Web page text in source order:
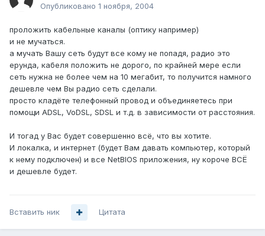
Опубликовано 1 ноября, 2004
проложить кабельные каналы (оптику например)
и не мучаться.
а мучать Вашу сеть будут все кому не попадя, радио это
ерунда, кабеля положить не дорого, по крайней мере если
сеть нужна не более чем на 10 мегабит, то получится намного
дешевле чем Вы радио сеть сделали.
просто кладёте телефонный провод и объединяетесь при
помощи ADSL, VoDSL, SDSL и т.д. в зависимости от расстояния.
И тогад у Вас будет совершенно всё, что вы хотите.
И локалка, и интернет (будет Вам давать компьютер, который
к нему подключен) и все NetBIOS приложения, ну короче ВСЁ
и дешевле будет.
Вставить ник Цитата